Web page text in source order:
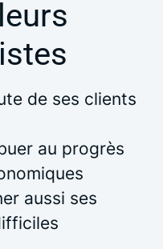
de ses clients
au progrès
aussi ses